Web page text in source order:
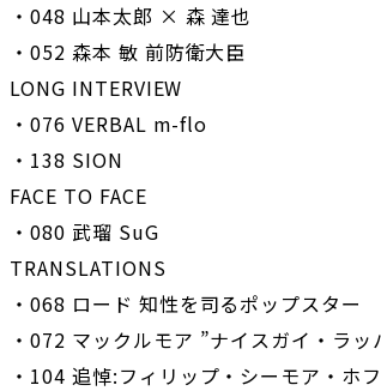
・048 山本太郎 × 森 達也
・052 森本 敏 前防衛大臣
LONG INTERVIEW
・076 VERBAL m-flo
・138 SION
FACE TO FACE
・080 武瑠 SuG
TRANSLATIONS
・068 ロード 知性を司るポップスター
・072 マックルモア ”ナイスガイ・ラッ
・104 追悼:フィリップ・シーモア・ホ